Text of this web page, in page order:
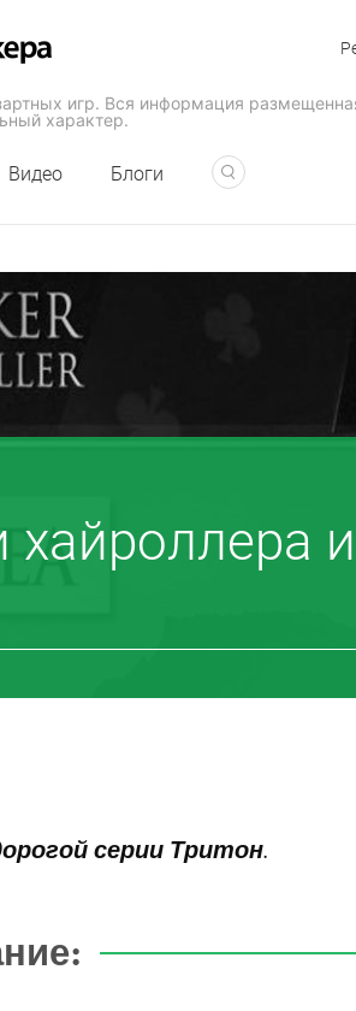
игр. Вся информация
характер.
Видео Блоги
хайроллера и
серии Тритон.